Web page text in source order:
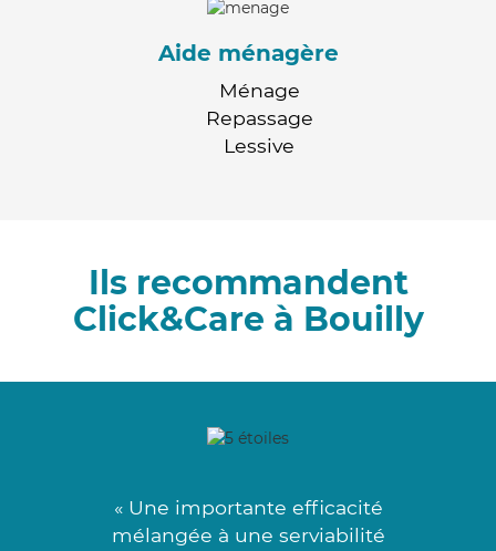
Aide ménagère
Ménage
Repassage
Lessive
Ils recommandent
Click&Care à Bouilly
« Une importante efficacité
mélangée à une serviabilité